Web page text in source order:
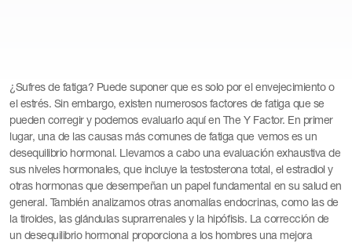
¿Sufres de fatiga? Puede suponer que es solo por el envejecimiento o
el estrés. Sin embargo, existen numerosos factores de fatiga que se
pueden corregir y podemos evaluarlo aquí en The Y Factor. En primer
lugar, una de las causas más comunes de fatiga que vemos es un
desequilibrio hormonal. Llevamos a cabo una evaluación exhaustiva de
sus niveles hormonales, que incluye la testosterona total, el estradiol y
otras hormonas que desempeñan un papel fundamental en su salud en
general. También analizamos otras anomalías endocrinas, como las de
la tiroides, las glándulas suprarrenales y la hipófisis. La corrección de
un desequilibrio hormonal proporciona a los hombres una mejora